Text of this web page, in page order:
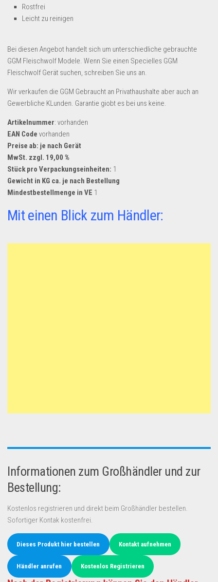
eBay Restposten kaufen
Sonderposten-Angebote
Dropshipping-Produkte
B2B Produkte
Amazon
Aldi
Lidl
Kostenlos verkaufen
Anmelden
Kostenlos Registrieren
Newsletter
Rostfrei
Leicht zu reinigen
Bei diesen Angebot handelt sich um unterschiedliche gebrauchte
GGM Fleischwolf Modele. Wenn Sie einen Specielles GGM
Fleischwolf Gerät suchen, schreiben Sie uns an.
Wir verkaufen die GGM Gebraucht an Privathaushalte aber auch an
Gewerbliche KLunden. Garantie giobt es bei uns keine.
Artikelnummer: vorhanden
EAN Code vorhanden
Preise ab: je nach Gerät
MwSt. zzgl. 19,00 %
Stück pro Verpackungseinheiten: 1
Gewicht in KG ca. je nach Bestellung
Mindestbestellmenge in VE 1
Mit einen Blick zum Händler:
Informationen zum Großhändler und zur
Bestellung:
Kostenlos registrieren und direkt beim Großhändler bestellen.
Sofortiger Kontak kostenfrei.
Dieses Produkt hier bestellen Kontakt aufnehmen
Händler anrufen Kostenlos Registrieren